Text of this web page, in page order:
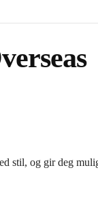
stil, og gir deg